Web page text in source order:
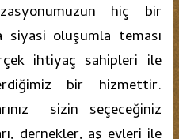
hiç bir
oluşumla teması
ihtiyaç sahipleri ile
bir hizmettir.
sizin seçeceğiniz